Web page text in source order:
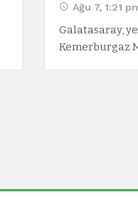
Ağu 7, 1:21
Galatasaray,
Kemerburgaz